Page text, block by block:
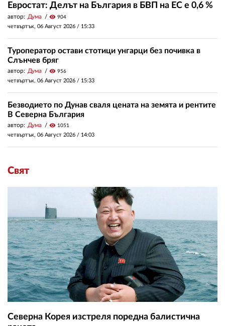
Евростат: Делът на България в БВП на ЕС е 0,6 %
автор: Дума visibility 904
четвъртък, 06 Август 2026 / 15:33
Туроператор остави стотици унгарци без почивка в
Слънчев бряг
автор: Дума visibility 956
четвъртък, 06 Август 2026 / 15:33
Безводието по Дунав сваля цената на земята и рентите
В Северна България
автор: Дума visibility 1051
четвъртък, 06 Август 2026 / 14:03
Свят
Северна Корея изстреля поредна балистична